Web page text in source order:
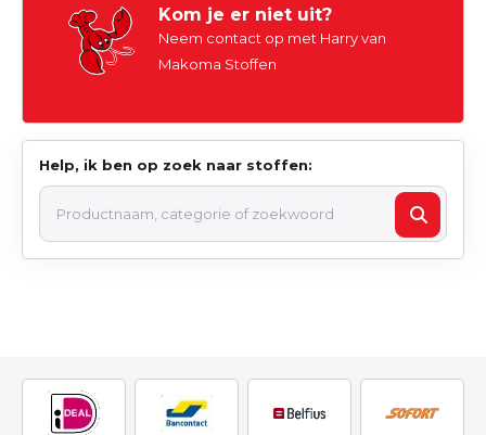
Kom je er niet uit?
Neem contact op met Harry van
Makoma Stoffen
Help, ik ben op zoek naar stoffen: